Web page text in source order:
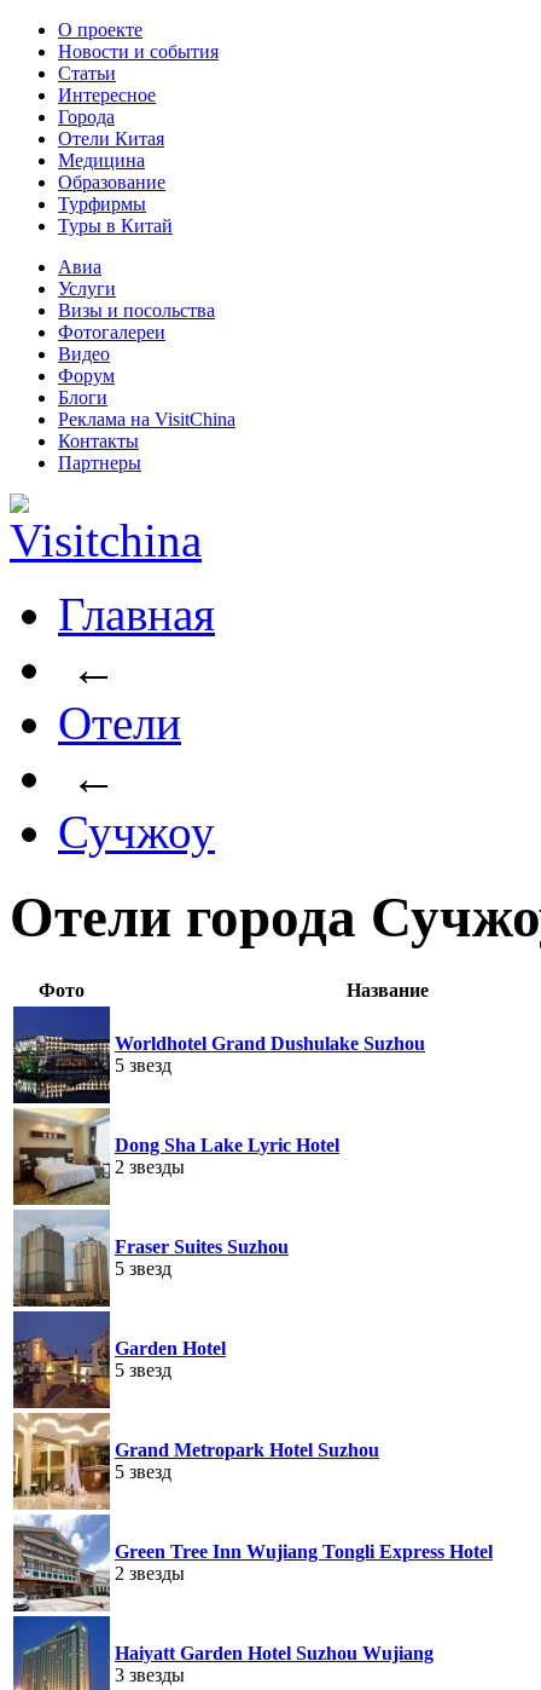
О проекте
Новости и события
Статьи
Интересное
Города
Отели Китая
Медицина
Образование
Турфирмы
Туры в Китай
Авиа
Услуги
Визы и посольства
Фотогалереи
Видео
Форум
Блоги
Реклама на VisitChina
Контакты
Партнеры
Главная
←
Отели
←
Сучжоу
Отели города
Фото Название
Worldhotel Grand Dushulake Suzhou
5 звезд
Dong Sha Lake Lyric Hotel
2 звезды
Fraser Suites Suzhou
5 звезд
Garden Hotel
5 звезд
Grand Metropark Hotel Suzhou
5 звезд
Green Tree Inn Wujiang Tongli Express Hotel
2 звезды
Haiyatt Garden Hotel Suzhou Wujiang
3 звезды